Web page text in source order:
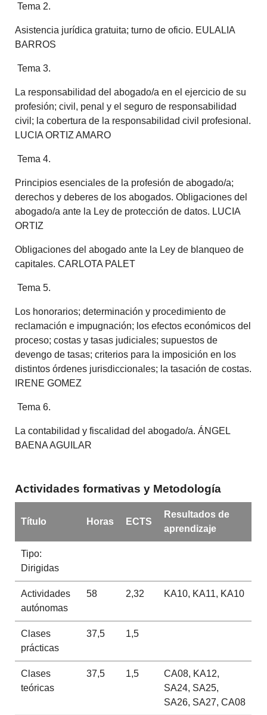
Tema 2.
Asistencia jurídica gratuita; turno de oficio. EULALIA
BARROS
Tema 3.
La responsabilidad del abogado/a en el ejercicio de su
profesión; civil, penal y el seguro de responsabilidad
civil; la cobertura de la responsabilidad civil profesional.
LUCIA ORTIZ AMARO
Tema 4.
Principios esenciales de la profesión de abogado/a;
derechos y deberes de los abogados. Obligaciones del
abogado/a ante la Ley de protección de datos. LUCIA
ORTIZ
Obligaciones del abogado ante la Ley de blanqueo de
capitales. CARLOTA PALET
Tema 5.
Los honorarios; determinación y procedimiento de
reclamación e impugnación; los efectos económicos del
proceso; costas y tasas judiciales; supuestos de
devengo de tasas; criterios para la imposición en los
distintos órdenes jurisdiccionales; la tasación de costas.
IRENE GOMEZ
Tema 6.
La contabilidad y fiscalidad del abogado/a. ÁNGEL
BAENA AGUILAR
Actividades formativas y Metodología
Título Horas ECTS
Resultados de
aprendizaje
Tipo:
Dirigidas
Actividades
autónomas
58 2,32 KA10, KA11, KA10
Clases
prácticas
37,5 1,5
Clases
teóricas
37,5 1,5
CA08, KA12,
SA24, SA25,
SA26, SA27, CA08